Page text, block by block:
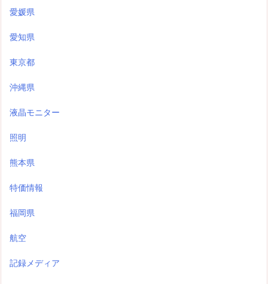
愛媛県
愛知県
東京都
沖縄県
液晶モニター
照明
熊本県
特価情報
福岡県
航空
記録メディア